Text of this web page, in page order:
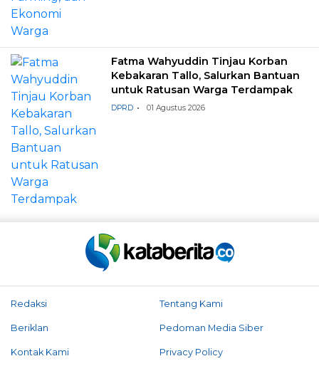
Fatma Wahyuddin Tinjau Korban
Kebakaran Tallo, Salurkan Bantuan
untuk Ratusan Warga Terdampak
DPRD 01 Agustus 2026
Redaksi Tentang Kami
Beriklan Pedoman Media Siber
Kontak Kami Privacy Policy